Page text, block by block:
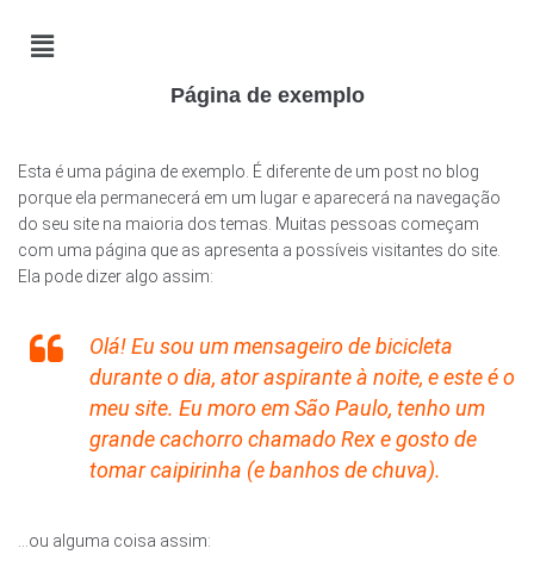
Página de exemplo
Esta é uma página de exemplo. É diferente de um post no blog
porque ela permanecerá em um lugar e aparecerá na navegação
do seu site na maioria dos temas. Muitas pessoas começam
com uma página que as apresenta a possíveis visitantes do site.
Ela pode dizer algo assim:
Olá! Eu sou um mensageiro de bicicleta
durante o dia, ator aspirante à noite, e este é o
meu site. Eu moro em São Paulo, tenho um
grande cachorro chamado Rex e gosto de
tomar caipirinha (e banhos de chuva).
…ou alguma coisa assim: